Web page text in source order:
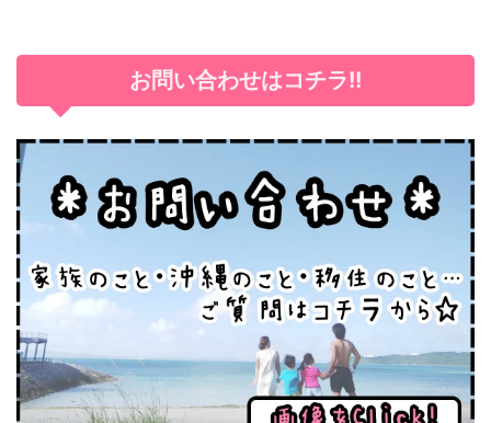
お問い合わせはコチラ!!